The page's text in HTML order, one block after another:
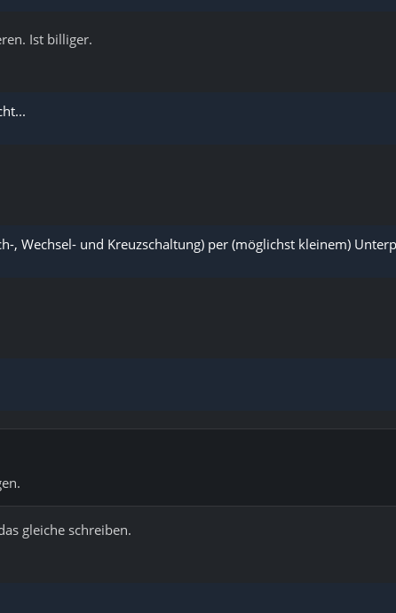
Ist billiger.
, Wechsel- und Kreuzschaltung) per (möglichst kleinem)
gleiche schreiben.